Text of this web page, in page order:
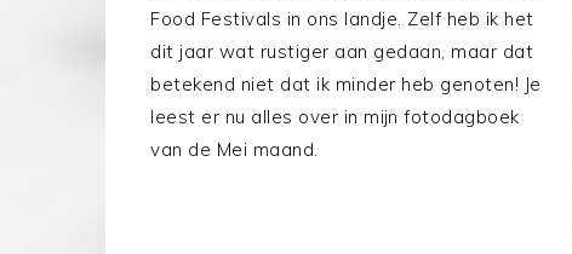
Food Festivals in ons landje. Zelf heb ik het
dit jaar wat rustiger aan gedaan, maar dat
betekend niet dat ik minder heb genoten! Je
leest er nu alles over in mijn fotodagboek
van de Mei maand.